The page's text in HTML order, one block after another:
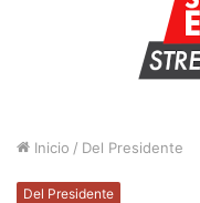
Inicio / Del Presidente
Del Presidente